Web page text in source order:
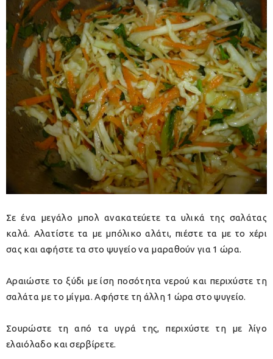
Σε ένα μεγάλο μπολ ανακατεύετε τα υλικά της σαλάτας
καλά. Αλατίστε τα με μπόλικο αλάτι, πιέστε τα με το χέρι
σας και αφήστε τα στο ψυγείο να μαραθούν για 1 ώρα.
Αραιώστε το ξύδι με ίση ποσότητα νερού και περιχύστε τη
σαλάτα με το μίγμα. Αφήστε τη άλλη 1 ώρα στο ψυγείο.
Σουρώστε τη από τα υγρά της, περιχύστε τη με λίγο
ελαιόλαδο και σερβίρετε.